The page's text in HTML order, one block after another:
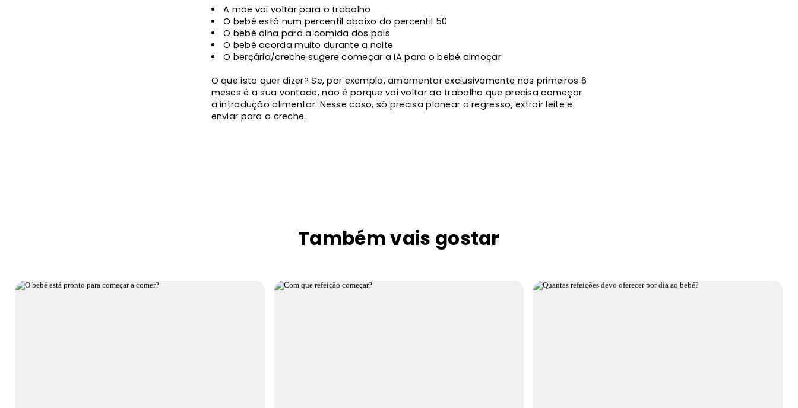
A mãe vai voltar para o trabalho
O bebé está num percentil abaixo do percentil 50
O bebé olha para a comida dos pais
O bebé acorda muito durante a noite
O berçário/creche sugere começar a IA para o bebé almoçar
O que isto quer dizer? Se, por exemplo, amamentar exclusivamente nos primeiros 6
meses é a sua vontade, não é porque vai voltar ao trabalho que precisa começar
a introdução alimentar. Nesse caso, só precisa planear o regresso, extrair leite e
enviar para a creche.
Também vais gostar